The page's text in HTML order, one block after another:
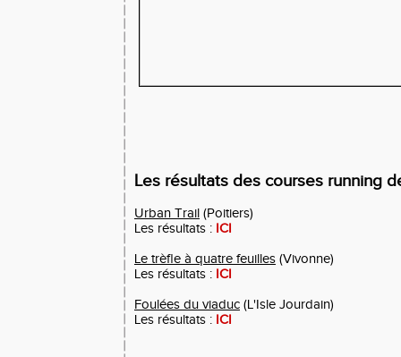
Les résultats des courses running
Urban Trail (Poitiers)
Les résultats : ICI
Le trèfle à quatre feuilles (Vivonne)
Les résultats : ICI
Foulées du viaduc (L'Isle Jourdain)
Les résultats : ICI